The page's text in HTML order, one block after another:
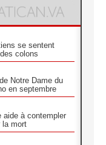
se sentent
colons
Notre Dame du
en septembre
aide à contempler
la mort